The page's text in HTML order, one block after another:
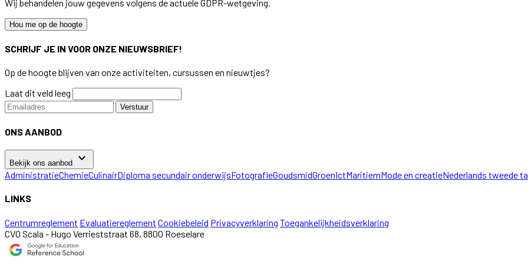
Wij behandelen jouw gegevens volgens de actuele GDPR-wetgeving.
Hou me op de hoogte
SCHRIJF JE IN VOOR ONZE NIEUWSBRIEF!
Op de hoogte blijven van onze activiteiten, cursussen en nieuwtjes?
Laat dit veld leeg
Verstuur
ONS AANBOD
Bekijk ons aanbod keyboard_arrow_down
AdministratieChemieCulinairDiploma secundair onderwijsFotografieGoudsmidGroenIctMaritiemMode en creatieNederlands tweede
LINKS
Centrumreglement Evaluatiereglement Cookiebeleid Privacyverklaring Toegankelijkheidsverklaring
CVO Scala - Hugo Verrieststraat 68, 8800 Roeselare